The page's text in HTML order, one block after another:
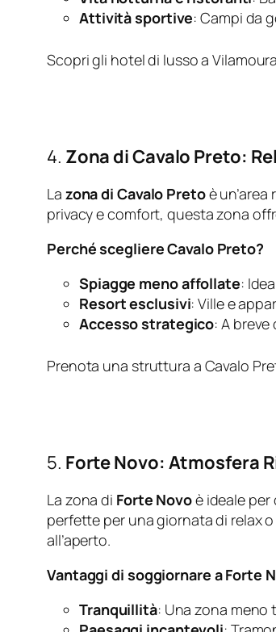
Attività sportive: Campi da
Scopri gli hotel di lusso a
4. Zona di Cavalo Preto:
La zona di Cavalo Pretoè
privacy e comfort, questa zona
Perché scegliere Cavalo Preto?
Spiagge meno affollate:
Resort esclusivi: Ville e
Accesso strategico: A
Prenota una struttura a Cavalo
5. Forte Novo: Atmosfera
La zona di Forte Novoè ideale per
perfette per una giornata di relax
all’aperto.
Vantaggi di soggiornare a Forte
Tranquillità: Una zona